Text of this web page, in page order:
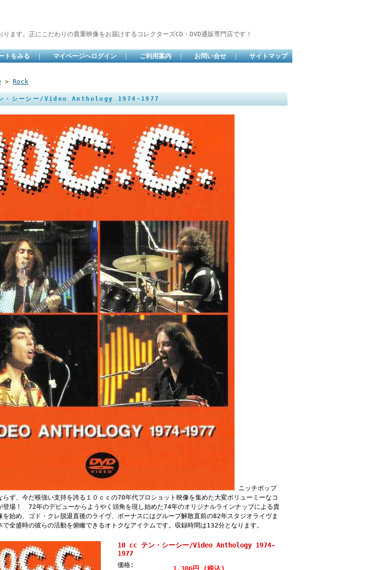
す。正にこだわりの貴重映像をお届けするコレクターズCD・DVD通販専門店です！
トをみる ｜ マイページへログイン ｜ ご利用案内 ｜ お問い合せ ｜ サイトマップ
> Rock
・シーシー/Video Anthology 1974-1977
ニッチポップ
らず、今だ根強い支持を誇る１０ｃｃの70年代プロショット映像を集めた大変ボリューミーなコ
登場！ 72年のデビューからようやく頭角を現し始めた74年のオリジナルラインナップによる貴
を始め、ゴド・クレ脱退直後のライヴ、ボーナスにはグループ解散直前の82年スタジオライヴま
で全盛時の彼らの活動を俯瞰できるオトクなアイテムです。収録時間は132分となります。
10 cc テン・シーシー/Video Anthology 1974-
1977
価格: